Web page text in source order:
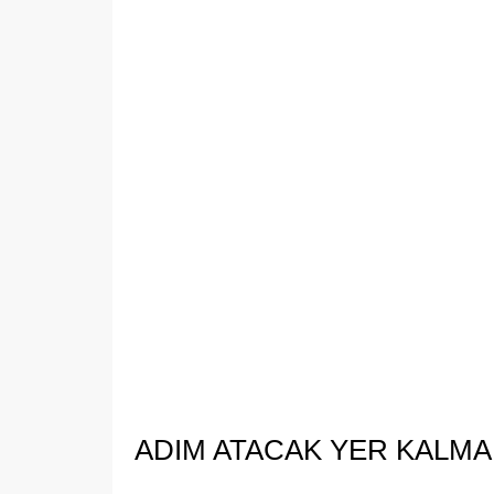
​ADIM ATACAK YER